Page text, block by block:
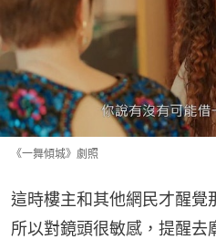
《一舞傾城》劇照
這時樓主和其他網民才醒覺
所以對鏡頭很敏感，提醒去